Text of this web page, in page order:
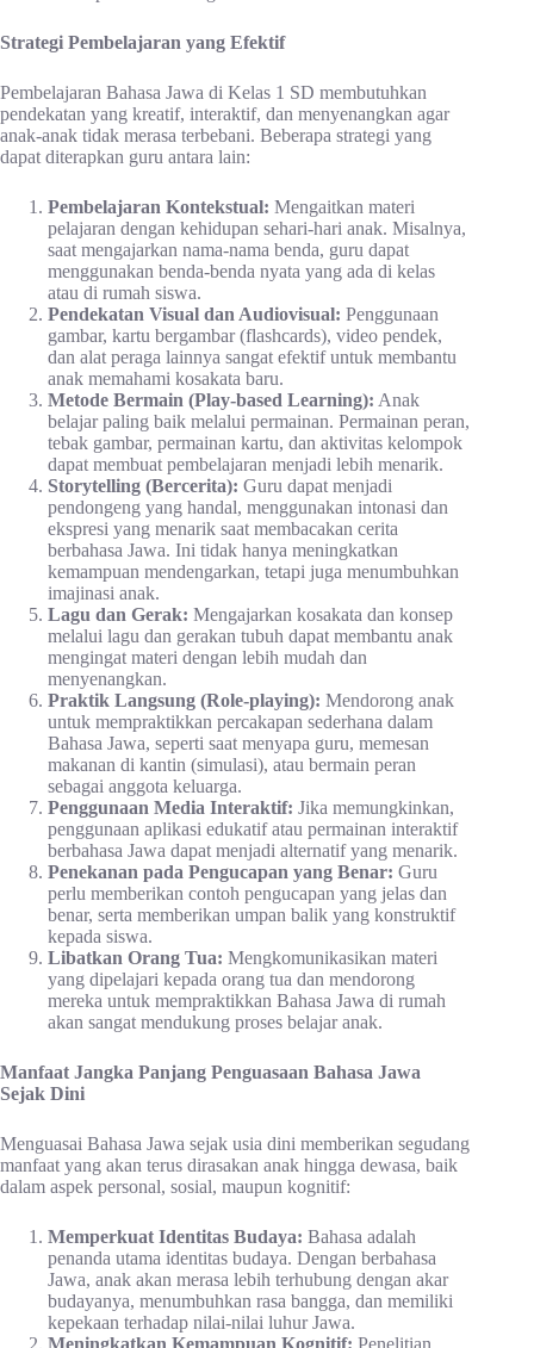
Strategi Pembelajaran yang Efektif
Pembelajaran Bahasa Jawa di Kelas 1 SD membutuhkan
pendekatan yang kreatif, interaktif, dan menyenangkan agar
anak-anak tidak merasa terbebani. Beberapa strategi yang
dapat diterapkan guru antara lain:
Pembelajaran Kontekstual: Mengaitkan materi
pelajaran dengan kehidupan sehari-hari anak. Misalnya,
saat mengajarkan nama-nama benda, guru dapat
menggunakan benda-benda nyata yang ada di kelas
atau di rumah siswa.
Pendekatan Visual dan Audiovisual: Penggunaan
gambar, kartu bergambar (flashcards), video pendek,
dan alat peraga lainnya sangat efektif untuk membantu
anak memahami kosakata baru.
Metode Bermain (Play-based Learning): Anak
belajar paling baik melalui permainan. Permainan peran,
tebak gambar, permainan kartu, dan aktivitas kelompok
dapat membuat pembelajaran menjadi lebih menarik.
Storytelling (Bercerita): Guru dapat menjadi
pendongeng yang handal, menggunakan intonasi dan
ekspresi yang menarik saat membacakan cerita
berbahasa Jawa. Ini tidak hanya meningkatkan
kemampuan mendengarkan, tetapi juga menumbuhkan
imajinasi anak.
Lagu dan Gerak: Mengajarkan kosakata dan konsep
melalui lagu dan gerakan tubuh dapat membantu anak
mengingat materi dengan lebih mudah dan
menyenangkan.
Praktik Langsung (Role-playing): Mendorong anak
untuk mempraktikkan percakapan sederhana dalam
Bahasa Jawa, seperti saat menyapa guru, memesan
makanan di kantin (simulasi), atau bermain peran
sebagai anggota keluarga.
Penggunaan Media Interaktif: Jika memungkinkan,
penggunaan aplikasi edukatif atau permainan interaktif
berbahasa Jawa dapat menjadi alternatif yang menarik.
Penekanan pada Pengucapan yang Benar: Guru
perlu memberikan contoh pengucapan yang jelas dan
benar, serta memberikan umpan balik yang konstruktif
kepada siswa.
Libatkan Orang Tua: Mengkomunikasikan materi
yang dipelajari kepada orang tua dan mendorong
mereka untuk mempraktikkan Bahasa Jawa di rumah
akan sangat mendukung proses belajar anak.
Manfaat Jangka Panjang Penguasaan Bahasa Jawa
Sejak Dini
Menguasai Bahasa Jawa sejak usia dini memberikan segudang
manfaat yang akan terus dirasakan anak hingga dewasa, baik
dalam aspek personal, sosial, maupun kognitif:
Memperkuat Identitas Budaya: Bahasa adalah
penanda utama identitas budaya. Dengan berbahasa
Jawa, anak akan merasa lebih terhubung dengan akar
budayanya, menumbuhkan rasa bangga, dan memiliki
kepekaan terhadap nilai-nilai luhur Jawa.
Meningkatkan Kemampuan Kognitif: Penelitian